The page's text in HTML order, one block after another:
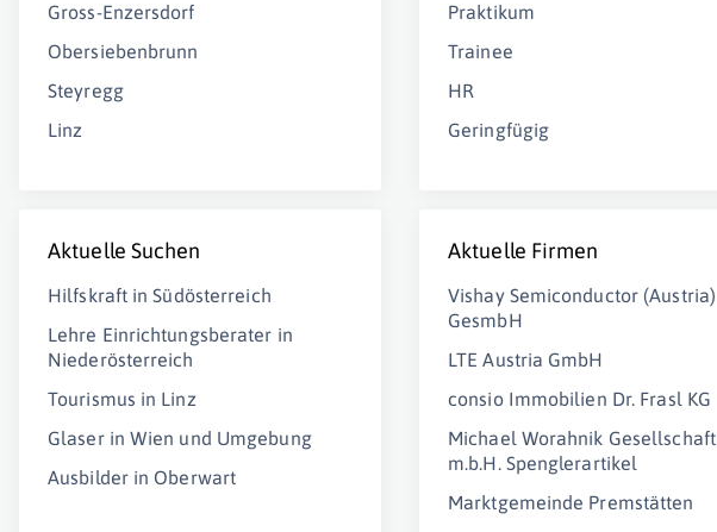
Gross-Enzersdorf
Obersiebenbrunn
Steyregg
Linz
Praktikum
Trainee
HR
Geringfügig
Aktuelle Suchen
Hilfskraft in Südösterreich
Lehre Einrichtungsberater in
Niederösterreich
Tourismus in Linz
Glaser in Wien und Umgebung
Ausbilder in Oberwart
Aktuelle Firmen
Vishay Semiconductor (Austria)
GesmbH
LTE Austria GmbH
consio Immobilien Dr. Frasl KG
Michael Worahnik Gesellschaft
m.b.H. Spenglerartikel
Marktgemeinde Premstätten